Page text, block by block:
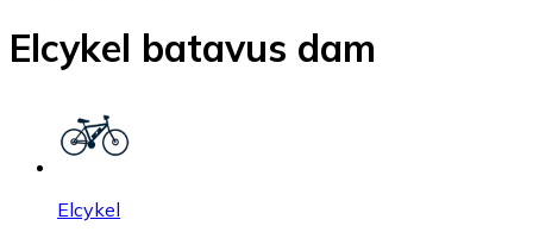
Elcykel batavus dam
Elcykel